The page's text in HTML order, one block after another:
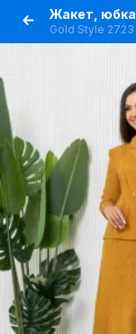
Жакет, юбка
Gold Style 2723